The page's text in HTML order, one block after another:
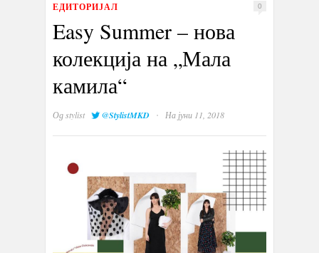
ЕДИТОРИЈАЛ 0
Easy Summer – нова
колекција на „Мала
камила“
Одstylist @StylistMKD · На јуни 11, 2018